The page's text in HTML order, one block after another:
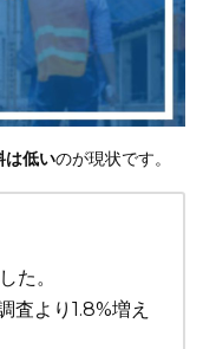
は低いのが現状です。
た。
査より1.8%増え